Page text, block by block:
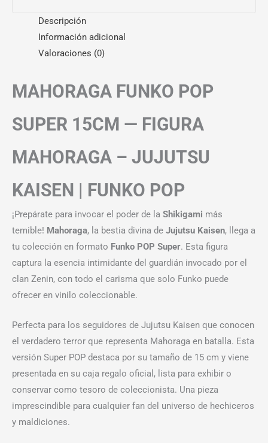
Descripción
Información adicional
Valoraciones (0)
MAHORAGA FUNKO POP
SUPER 15CM — FIGURA
MAHORAGA – JUJUTSU
KAISEN | FUNKO POP
¡Prepárate para invocar el poder de la Shikigami más
temible! Mahoraga, la bestia divina de Jujutsu Kaisen, llega a
tu colección en formato Funko POP Super. Esta figura
captura la esencia intimidante del guardián invocado por el
clan Zenin, con todo el carisma que solo Funko puede
ofrecer en vinilo coleccionable.
Perfecta para los seguidores de Jujutsu Kaisen que conocen
el verdadero terror que representa Mahoraga en batalla. Esta
versión Super POP destaca por su tamaño de 15 cm y viene
presentada en su caja regalo oficial, lista para exhibir o
conservar como tesoro de coleccionista. Una pieza
imprescindible para cualquier fan del universo de hechiceros
y maldiciones.